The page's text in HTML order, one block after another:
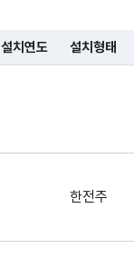
설치연도 설치형태
한전주